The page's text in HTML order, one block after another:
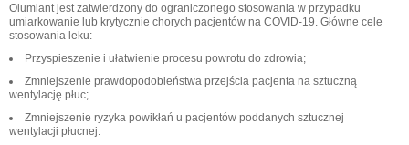
Olumiant jest zatwierdzony do ograniczonego stosowania w przypadku
umiarkowanie lub krytycznie chorych pacjentów na COVID-19. Główne cele
stosowania leku:
Przyspieszenie i ułatwienie procesu powrotu do zdrowia;
Zmniejszenie prawdopodobieństwa przejścia pacjenta na sztuczną
wentylację płuc;
Zmniejszenie ryzyka powikłań u pacjentów poddanych sztucznej
wentylacji płucnej.